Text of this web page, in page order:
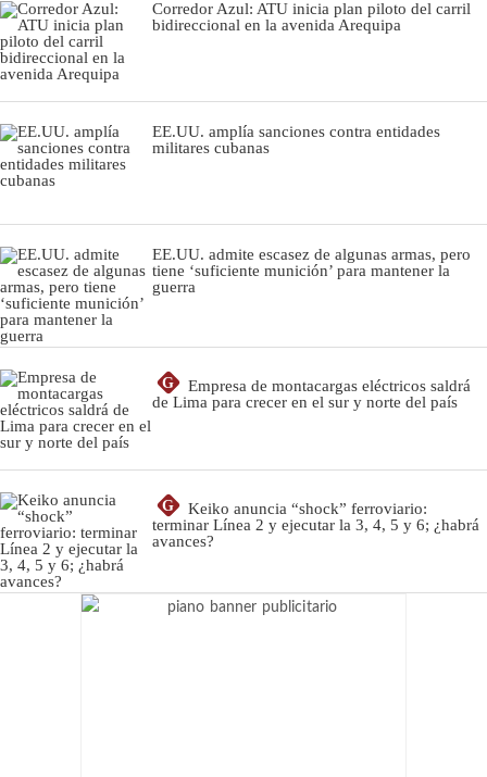
Corredor Azul: ATU inicia plan piloto del carril
bidireccional en la avenida Arequipa
EE.UU. amplía sanciones contra entidades
militares cubanas
EE.UU. admite escasez de algunas armas, pero
tiene ‘suficiente munición’ para mantener la
guerra
G
Empresa de montacargas eléctricos saldrá
de Lima para crecer en el sur y norte del país
G
Keiko anuncia “shock” ferroviario:
terminar Línea 2 y ejecutar la 3, 4, 5 y 6; ¿habrá
avances?